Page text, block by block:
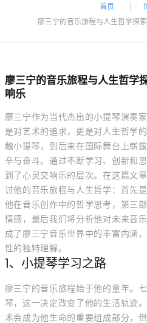
首页
廖三宁的音乐旅程与人生哲学探
廖三宁的音乐旅程与人生哲学
响乐
廖三宁作为当代杰出的小提琴演奏
是对艺术的追求，更是对人生哲学
触小提琴，到后来在国际舞台上崭
辛与奋斗。通过不断学习、创新和
到了心灵交响乐的层次。在这篇文
讨他的音乐旅程与人生哲学：首先
他在音乐创作中的哲学思考，第三
情感，最后我们将分析他对未来音
成了廖三宁音乐世界中的丰富内涵
性的独特理解。
1、小提琴学习之路
廖三宁的音乐旅程始于他的童年。
琴，这一决定改变了他的生活轨迹
术会成为他生命的重要组成部分，